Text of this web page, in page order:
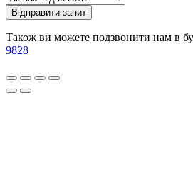
Відправити запит
Також ви можете подзвонити нам в
9828